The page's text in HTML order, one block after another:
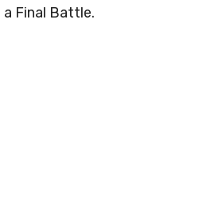
Final Battle.